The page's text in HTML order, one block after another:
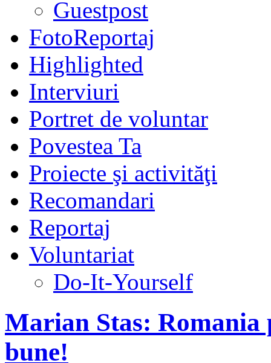
Guestpost
FotoReportaj
Highlighted
Interviuri
Portret de voluntar
Povestea Ta
Proiecte şi activităţi
Recomandari
Reportaj
Voluntariat
Do-It-Yourself
Marian Stas: Romania
bune!